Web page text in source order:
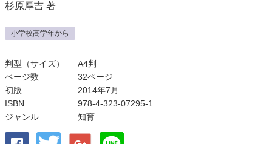
杉原厚吉 著
小学校高学年から
判型（サイズ）
A4判
ページ数
32ページ
初版
2014年7月
ISBN
978-4-323-07295-1
ジャンル
知育